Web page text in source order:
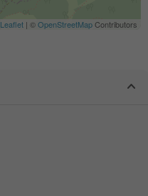
Leaflet | ©OpenStreetMapContributors